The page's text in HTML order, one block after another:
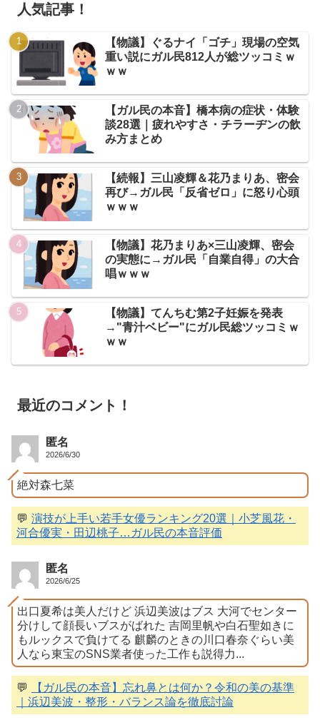
人気記事！
【物議】ぐるナイ「ゴチ」現場の空気
重い説にガル民812人が総ツッコミｗ
ｗｗ
【ガル民の本音】橋本病の症状・体験
談28選｜疲れやすさ・チラーヂンの飲
み方まとめ
【続報】三山凌輝＆花乃まりあ、密会
再び→ガル民「反省ゼロ」に怒り心頭
ｗｗｗ
【物議】花乃まりあ×三山凌輝、密会
の実態に→ガル民「自業自得」の大合
唱ｗｗｗ
【物議】てんちむ第2子妊娠を発表
→"青汁ベビー"にガル民総ツッコミｗ
ｗｗ
最近のコメント！
匿名
2026/6/30
絶対森七菜
💬 演技が上手い若手女優ランキング20選｜小芝風花・
河合優実・田辺桃子…ガル民の本音評価
匿名
2026/6/25
出口夏希は美人だけど 浜辺美波はブス 大河でセンター
分けして顔長いブスがばれた 吉岡里帆や白石聖如きに
もルックスで負けてる 麒麟のときの川口春奈ぐらい美
人なら東宝のSNS業者使った工作も説得力...
💬
【ガル民の本音】忘れ鼻とは何か？令和の美の基準
｜浜辺美波・整形・バランス論を徹底討論